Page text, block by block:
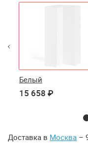
Белый
15 658 ₽
Доставка в Москва –